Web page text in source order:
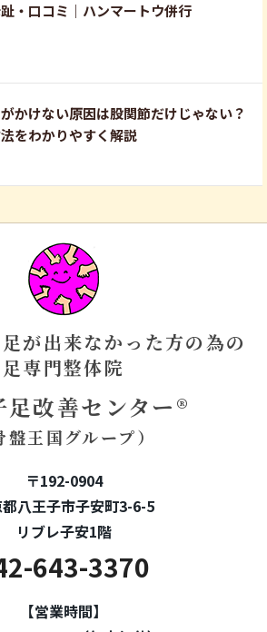
・口コミ｜ハンマートウ併行
かけない原因は股関節だけじゃない？
をわかりやすく解説
が出来なかった方の為の
足専門整体院
足改善センター®
盤王国グループ）
〒192-0904
八王子市子安町3-6-5
リブレ子安1階
643-3370
【営業時間】